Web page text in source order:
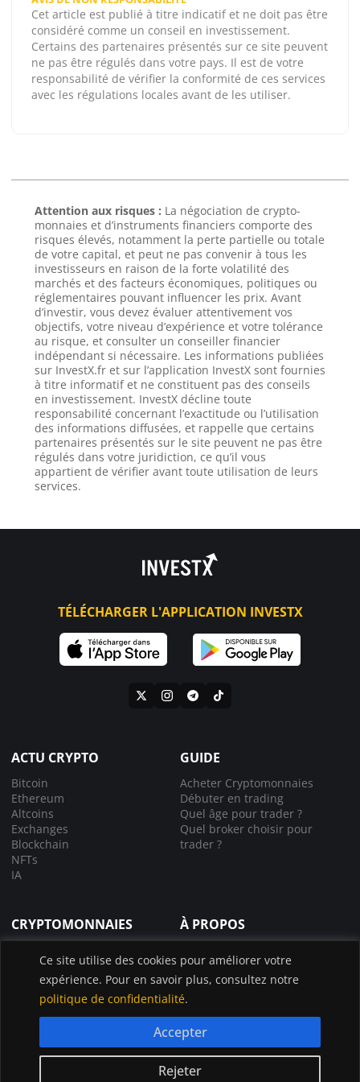
Ce site utilise des cookies pour améliorer votre
expérience. Pour en savoir plus, consultez notre
politique de confidentialité.
Rejeter
Accepter
Cet article est publié à titre indicatif et ne doit pas être
considéré comme un conseil en investissement.
Certains des partenaires présentés sur ce site peuvent
ne pas être régulés dans votre pays. Il est de votre
responsabilité de vérifier la conformité de ces services
avec les régulations locales avant de les utiliser.
Attention aux risques : La négociation de crypto-
monnaies et d’instruments financiers comporte des
risques élevés, notamment la perte partielle ou totale
de votre capital, et peut ne pas convenir à tous les
investisseurs en raison de la forte volatilité des
marchés et des facteurs économiques, politiques ou
réglementaires pouvant influencer les prix. Avant
d’investir, vous devez évaluer attentivement vos
objectifs, votre niveau d’expérience et votre tolérance
au risque, et consulter un conseiller financier
indépendant si nécessaire. Les informations publiées
sur InvestX.fr et sur l’application InvestX sont fournies
à titre informatif et ne constituent pas des conseils
en investissement. InvestX décline toute
responsabilité concernant l’exactitude ou l’utilisation
des informations diffusées, et rappelle que certains
partenaires présentés sur le site peuvent ne pas être
régulés dans votre juridiction, ce qu’il vous
appartient de vérifier avant toute utilisation de leurs
services.
TÉLÉCHARGER L'APPLICATION INVESTX
ACTU CRYPTO
Bitcoin
Ethereum
Altcoins
Exchanges
Blockchain
NFTs
IA
GUIDE
Acheter Cryptomonnaies
Débuter en trading
Quel âge pour trader ?
Quel broker choisir pour
trader ?
CRYPTOMONNAIES
Lexique crypto
Choisir le bon exchange
Canal liquidations crypto
À PROPOS
Nous contacter
Application InvestX
© InvestX 2025
Politique de confidentialité